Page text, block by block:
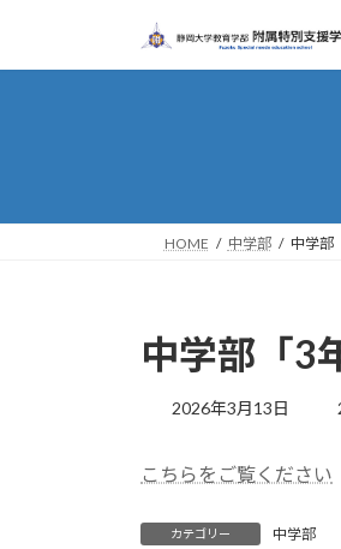
テ
ゲ
HOME 中学部 中学部
中学部「3
2026年3月13日
こちらをご覧ください
カテゴリー 中学部